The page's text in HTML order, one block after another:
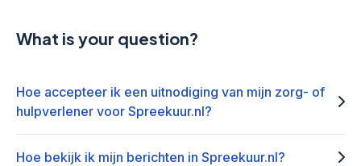
What is your question?
Hoe accepteer ik een uitnodiging van mijn zorg- of
hulpverlener voor Spreekuur.nl?
Hoe bekijk ik mijn berichten in Spreekuur.nl?